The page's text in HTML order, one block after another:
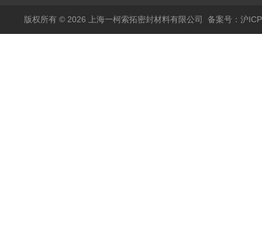
版权所有 © 2026 上海一柯索拓密封材料有限公司 备案号：沪